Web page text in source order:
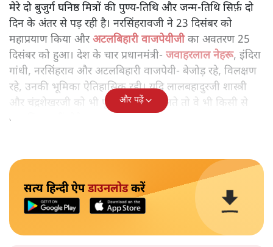
मेरे दो बुजुर्ग घनिष्ठ मित्रों की पुण्य-तिथि और जन्म-तिथि सिर्फ़ दो
दिन के अंतर से पड़ रही है। नरसिंहरावजी ने 23 दिसंबर को
महाप्रयाण किया औरअटलबिहारी वाजपेयीजीका अवतरण 25
दिसंबर को हुआ। देश के चार प्रधानमंत्री- जवाहरलाल नेहरू, इंदिरा
गांधी, नरसिंहराव और अटलबिहारी वाजपेयी- बेजोड़ रहे, विलक्षण
रहे, उनकी भूमिका ऐतिहासिक रही। यदि लालबहादुरजी शास्त्री
और चंद्रशेखरजी को भी पूरे पाँच साल मिलते तो वे भी किसी से
कम सिद्ध नहीं होते।
और पढ़ें
सत्य हिन्दी ऐपडाउनलोडकरें